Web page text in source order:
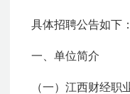
具体招聘公告如下：
一、单位简介
（一）江西财经职